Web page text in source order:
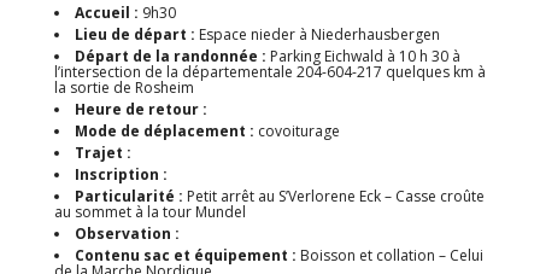
Accueil : 9h30
Lieu de départ : Espace nieder à Niederhausbergen
Départ de la randonnée : Parking Eichwald à 10 h 30 à
l’intersection de la départementale 204-604-217 quelques km à
la sortie de Rosheim
Heure de retour :
Mode de déplacement : covoiturage
Trajet :
Inscription :
Particularité : Petit arrêt au S’Verlorene Eck – Casse croûte
au sommet à la tour Mundel
Observation :
Contenu sac et équipement : Boisson et collation – Celui